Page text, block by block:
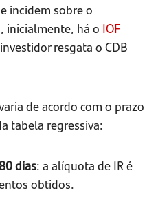
incidem sobre o
inicialmente, há o IOF
resgata o CDB
de acordo com o prazo
tabela regressiva:
dias: a alíquota de IR é
obtidos.